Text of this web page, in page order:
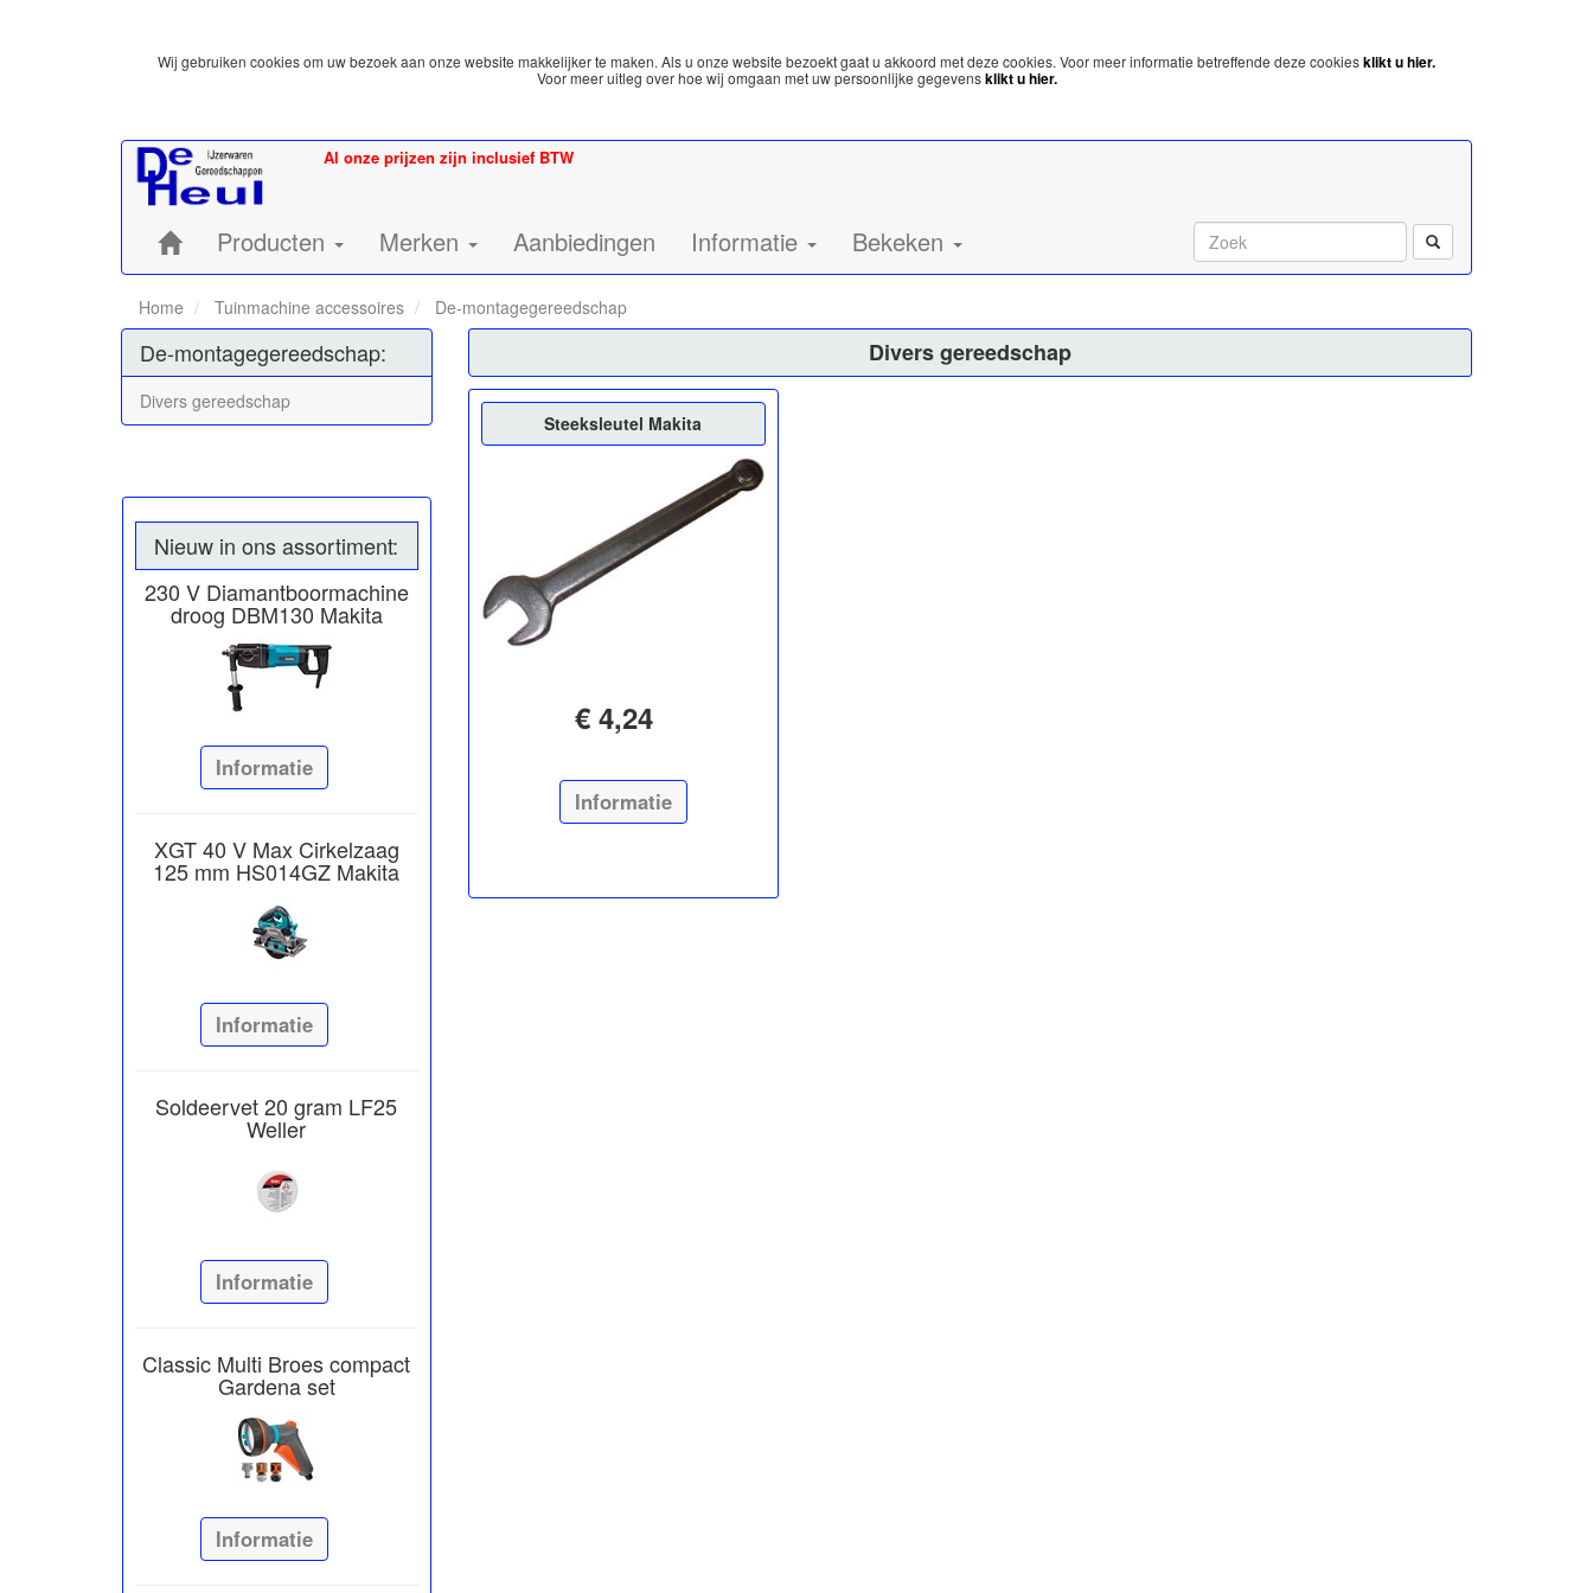
Wij gebruiken cookies om uw bezoek aan onze website makkelijker te maken. Als u onze website bezoekt gaat u akkoord met deze cookies. Voor meer informatie betreffende deze cookiesklikt u hier.
Voor meer uitleg over hoe wij omgaan met uw persoonlijke gegevensklikt u hier.
Al onze prijzen zijn inclusief BTW
Home:Producten Merken Aanbiedingen Informatie Bekeken
Home Tuinmachine accessoires De-montagegereedschap
De-montagegereedschap:
Divers gereedschap
Nieuw in ons assortiment:
230 V Diamantboormachine
droog DBM130 Makita
Informatie
XGT 40 V Max Cirkelzaag
125 mm HS014GZ Makita
Informatie
Soldeervet 20 gram LF25
Weller
Informatie
Classic Multi Broes compact
Gardena set
Informatie
Divers gereedschap
Steeksleutel Makita
€ 4,24
Informatie